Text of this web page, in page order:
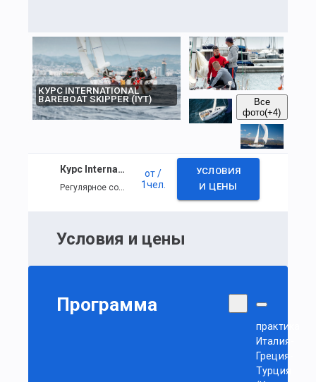
КУРС INTERNATIONAL
BAREBOAT SKIPPER (IYT)
Все
фото(+4)
Курс International Bareboat Skipper (IYT)
Регулярное событие
от/
1чел.
УСЛОВИЯ
И ЦЕНЫ
Условия и цены
Программа
практика
Италия-
Греция-
Турция